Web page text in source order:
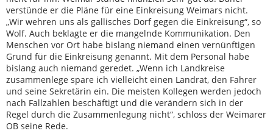
verstünde er die Pläne für eine Einkreisung Weimars nicht.
„Wir wehren uns als gallisches Dorf gegen die Einkreisung“, so
Wolf. Auch beklagte er die mangelnde Kommunikation. Den
Menschen vor Ort habe bislang niemand einen vernünftigen
Grund für die Einkreisung genannt. Mit dem Personal habe
bislang auch niemand geredet. „Wenn ich Landkreise
zusammenlege spare ich vielleicht einen Landrat, den Fahrer
und seine Sekretärin ein. Die meisten Kollegen werden jedoch
nach Fallzahlen beschäftigt und die verändern sich in der
Regel durch die Zusammenlegung nicht“, schloss der Weimarer
OB seine Rede.